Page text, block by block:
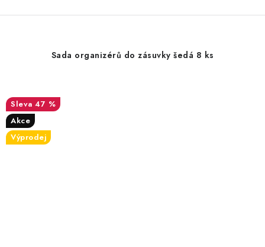
Sada organizérů do zásuvky šedá 8 ks
47 %
Akce
Výprodej